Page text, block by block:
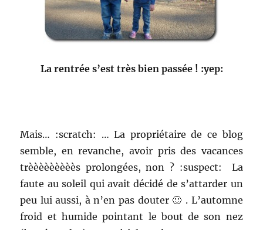
La rentrée s’est très bien passée ! :yep:
Mais… :scratch: … La propriétaire de ce blog
semble, en revanche, avoir pris des vacances
trèèèèèèèèès prolongées, non ? :suspect: La
faute au soleil qui avait décidé de s’attarder un
peu lui aussi, à n’en pas douter 🙂 . L’automne
froid et humide pointant le bout de son nez